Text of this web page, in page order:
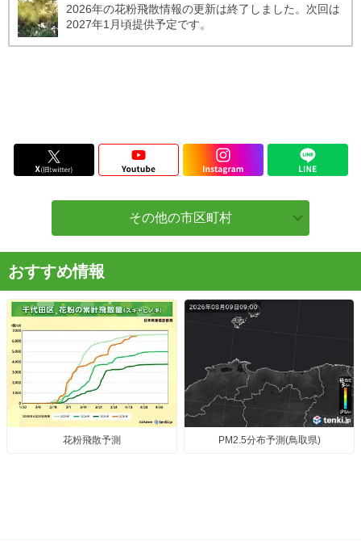
2026年の花粉飛散情報の更新は終了しました。次回は
2027年1月頃提供予定です。
その他の市区町村
おすすめ情報
花粉飛散予測 PM2.5分布予測(鳥取県)